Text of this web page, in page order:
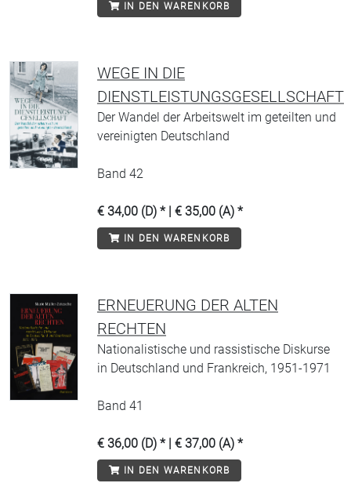
IN DEN WARENKORB
WEGE IN DIE
DIENSTLEISTUNGSGESELLSCHAFT
Der Wandel der Arbeitswelt im geteilten und
vereinigten Deutschland
Band 42
€ 34,00 (D) * | € 35,00 (A) *
IN DEN WARENKORB
ERNEUERUNG DER ALTEN
RECHTEN
Nationalistische und rassistische Diskurse
in Deutschland und Frankreich, 1951-1971
Band 41
€ 36,00 (D) * | € 37,00 (A) *
IN DEN WARENKORB